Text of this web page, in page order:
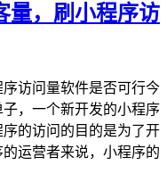
量，刷小程序访
访问量软件是否可行今
，一个新开发的小程序
的访问的目的是为了开
运营者来说，小程序的